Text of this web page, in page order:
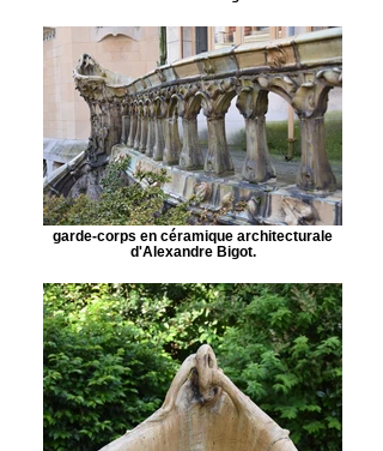
garde-corps en céramique architecturale
d'Alexandre Bigot.